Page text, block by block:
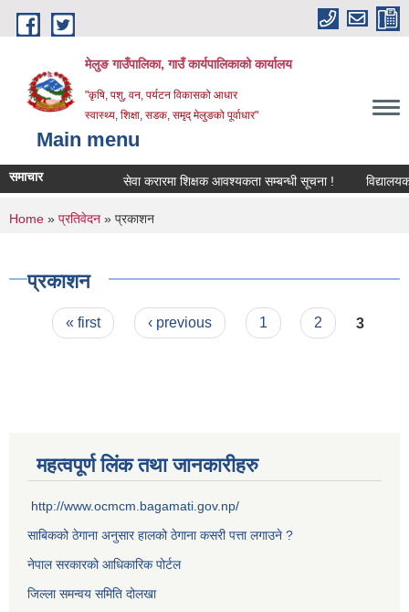
Skip to main content
मेलुङ गाउँपालिका, गाउँ कार्यपालिकाको कार्यालय
"कृषि, पशु, वन, पर्यटन विकासको आधार
स्वास्थ्य, शिक्षा, सडक, समृद् मेलुङको पूर्वाधार"
Main menu
समाचार सेवा करारमा शिक्षक आवश्‍यकता सम्बन्धी सूचना !
You are here
Home » प्रतिवेदन » प्रकाशन
प्रकाशन
Pages
« first ‹ previous 1 2 3
महत्वपूर्ण लिंक तथा जानकारीहरु
http://www.ocmcm.bagamati.gov.np/
साबिकको ठेगाना अनुसार हालको ठेगाना कसरी पत्ता लगाउने ?
नेपाल सरकारको आधिकारिक पोर्टल
जिल्ला समन्वय समिति दोलखा